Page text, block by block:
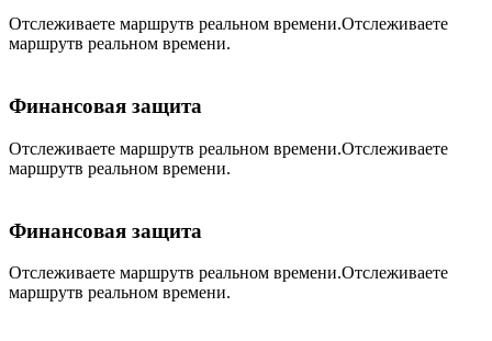
Отслеживаете маршрутв реальном времени.Отслеживаете
маршрутв реальном времени.
Финансовая защита
Отслеживаете маршрутв реальном времени.Отслеживаете
маршрутв реальном времени.
Финансовая защита
Отслеживаете маршрутв реальном времени.Отслеживаете
маршрутв реальном времени.